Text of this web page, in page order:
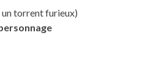
un torrent furieux)